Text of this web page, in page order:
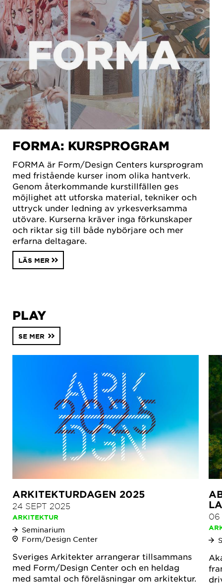
FORMA: KURSPROGRAM
FORMA är Form/Design Centers kursprogram
med fristående kurser inom olika hantverk.
Genom återkommande kurstillfällen ges
möjlighet att utforska material, tekniker och
uttryck under ledning av yrkesverksamma
utövare. Kurserna kräver inga förkunskaper
och riktar sig till både nybörjare och mer
erfarna deltagare.
LÄS MER
PLAY
SE MER
ARKITEKTURDAGEN 2025
24 SEPT 2025
ARKITEKTUR
Seminarium
Form/Design Center
Sveriges Arkitekter arrangerar tillsammans
med Form/Design Center och en heldag
med samtal och föreläsningar om arkitektur.
06